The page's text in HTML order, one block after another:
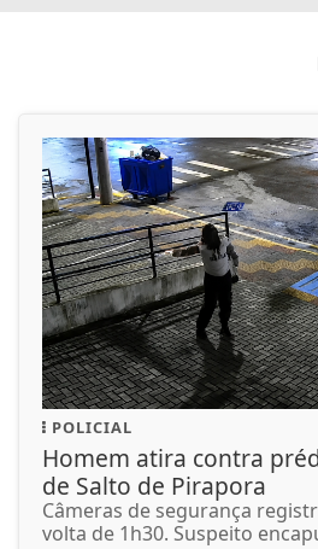
POLICIAL
Homem atira contra
de Salto de Pirapora
Câmeras de segurança
volta de 1h30. Suspeito